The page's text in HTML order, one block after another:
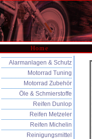
Home
Alarmanlagen & Schutz
Motorrad Tuning
Motorrad Zubehör
Öle & Schmierstoffe
Reifen Dunlop
Reifen Metzeler
Reifen Michelin
Reinigungsmittel